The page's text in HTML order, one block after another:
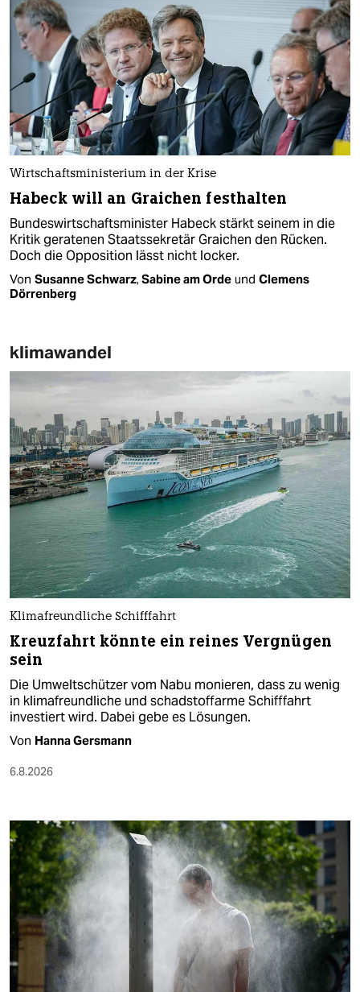
Wirtschaftsministerium in der Krise
Habeck will an Graichen festhalten
Bundeswirtschaftsminister Habeck stärkt seinem in die
Kritik geratenen Staatssekretär Graichen den Rücken.
Doch die Opposition lässt nicht locker.
Von Susanne Schwarz,Sabine am Orde und Clemens
Dörrenberg
klimawandel
Klimafreundliche Schifffahrt
Kreuzfahrt könnte ein reines Vergnügen
sein
Die Umweltschützer vom Nabu monieren, dass zu wenig
in klimafreundliche und schadstoffarme Schifffahrt
investiert wird. Dabei gebe es Lösungen.
Von Hanna Gersmann
6.8.2026